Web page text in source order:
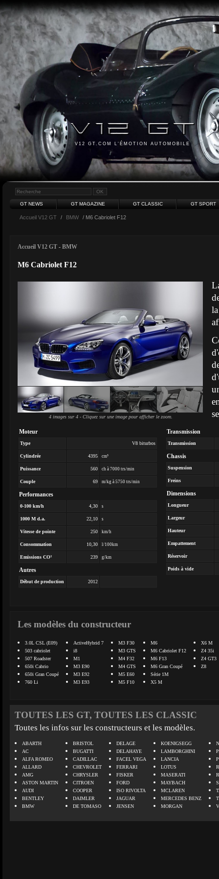
V12 GT.COM L'ÉMOTION AUTOMOBILE
GT NEWS GT MAGAZINE GT CLASSIC GT SPORT
Accueil V12 GT / BMW / M6 Cabriolet F12
Accueil V12 GT - BMW
M6 Cabriolet F12
4 images sur 4 - Cliquez sur une image pour afficher le zoom.
Moteur
Type V8 biturbos
Cylindrée 4395 cm³
Puissance 560 ch à 7000 trs/min
Couple 69 m/kg à 5750 trs/min
Performances
0-100 km/h 4,30 s
1000 M d.a. 22,10 s
Vitesse de pointe 250 km/h
Consommation 10,30 l/100km
Emissions CO² 239 g/km
Autres
Début de production 2012
Transmission
Transmission
Chassis
Suspension
Freins
Dimensions
Longueur
Largeur
Hauteur
Empattement
Réservoir
Poids à vide
Les modèles du constructeur
3.0L CSL (E09)
503 cabriolet
507 Roadster
650i Cabrio
650i Gran Coupé
760 Li
ActiveHybrid 7
i8
M1
M3 E90
M3 E92
M3 E93
M3 F30
M3 GTS
M4 F32
M4 GTS
M5 E60
M5 F10
M6
M6 Cabriolet F12
M6 F13
M6 Gran Coupé
Série 1M
X5 M
X6 M
Z4 35i
Z4 GT3
Z8
TOUTES LES GT, TOUTES LES CLASSIC
Toutes les infos sur les constructeurs et les modèles.
ABARTH
AC
ALFA ROMEO
ALLARD
AMG
ASTON MARTIN
AUDI
BENTLEY
BMW
BRISTOL
BUGATTI
CADILLAC
CHEVROLET
CHRYSLER
CITROEN
COOPER
DAIMLER
DE TOMASO
DELAGE
DELAHAYE
FACEL VEGA
FERRARI
FISKER
FORD
ISO RIVOLTA
JAGUAR
JENSEN
KOENIGSEGG
LAMBORGHINI
LANCIA
LOTUS
MASERATI
MAYBACH
MCLAREN
MERCEDES BENZ
MORGAN